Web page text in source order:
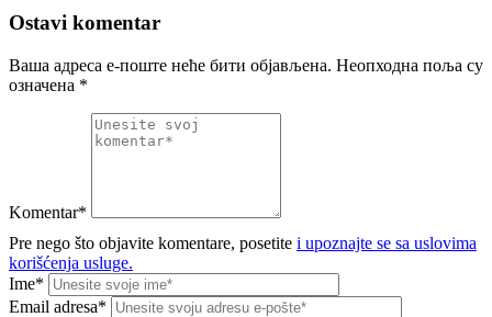
Ostavi komentar
Ваша адреса е-поште неће бити објављена. Неопходна поља су
означена *
Komentar*
Pre nego što objavite komentare, posetite i upoznajte se sa uslovima
korišćenja usluge.
Ime*
Email adresa*